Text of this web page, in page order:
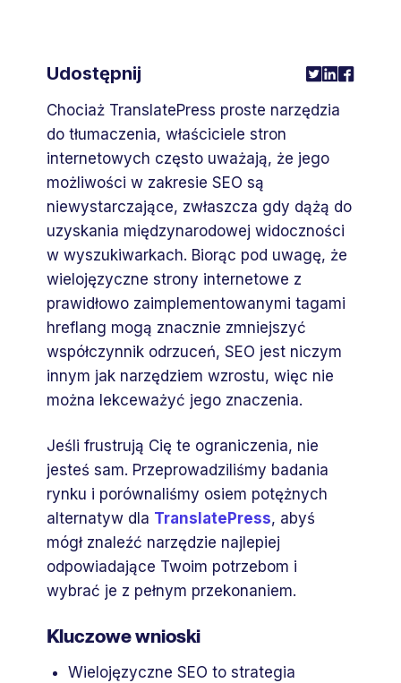
Chociaż TranslatePress proste narzędzia
do tłumaczenia, właściciele stron
internetowych często uważają, że jego
możliwości w zakresie SEO są
niewystarczające, zwłaszcza gdy dążą do
uzyskania międzynarodowej widoczności
w wyszukiwarkach. Biorąc pod uwagę, że
wielojęzyczne strony internetowe z
prawidłowo zaimplementowanymi tagami
hreflang mogą znacznie zmniejszyć
współczynnik odrzuceń, SEO jest niczym
innym jak narzędziem wzrostu, więc nie
można lekceważyć jego znaczenia.
Jeśli frustrują Cię te ograniczenia, nie
jesteś sam. Przeprowadziliśmy badania
rynku i porównaliśmy osiem potężnych
alternatyw dla TranslatePress, abyś
mógł znaleźć narzędzie najlepiej
odpowiadające Twoim potrzebom i
wybrać je z pełnym przekonaniem.
Kluczowe wnioski
Wielojęzyczne SEO to strategia
Udostępnij